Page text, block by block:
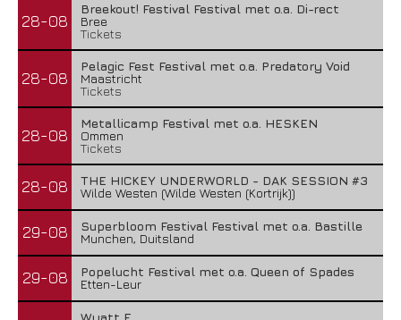
28-08
Breekout! Festival Festival met o.a. Di-rect
Bree
Tickets
28-08
Pelagic Fest Festival met o.a. Predatory Void
Maastricht
Tickets
28-08
Metallicamp Festival met o.a. HESKEN
Ommen
Tickets
28-08
THE HICKEY UNDERWORLD - DAK SESSION #3
Wilde Westen (Wilde Westen (Kortrijk))
29-08
Superbloom Festival Festival met o.a. Bastille
Munchen, Duitsland
29-08
Popelucht Festival met o.a. Queen of Spades
Etten-Leur
Wyatt E.